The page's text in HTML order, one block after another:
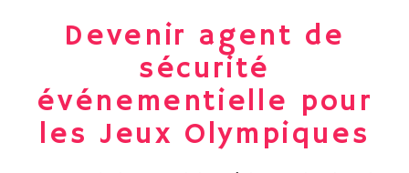
Devenir agent de
sécurité
événementielle pour
les Jeux Olympiques